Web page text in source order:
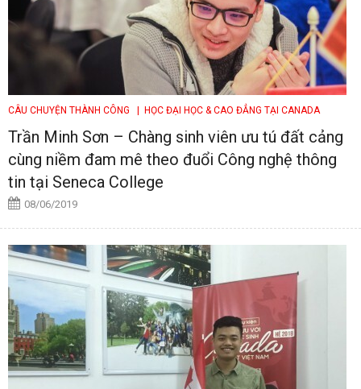
CÂU CHUYỆN THÀNH CÔNG | HỌC ĐẠI HỌC & CAO ĐẲNG TẠI CANADA
Trần Minh Sơn – Chàng sinh viên ưu tú đất cảng
cùng niềm đam mê theo đuổi Công nghệ thông
tin tại Seneca College
08/06/2019